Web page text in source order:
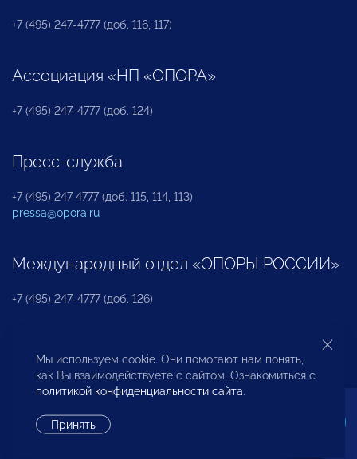
+7 (495) 247-4777 (доб. 116, 117)
Ассоциация «НП «ОПОРА»
+7 (495) 247-4777 (доб. 124)
Пресс-служба
+7 (495) 247 4777 (доб. 115, 114, 113)
pressa@opora.ru
Международный отдел «ОПОРЫ РОССИИ»
+7 (495) 247-4777 (доб. 126)
Бюро по защите прав предпринимателей и
инвесторов
Мы используем cookie. Они помогают нам понять,
как Вы взаимодействуете с сайтом. Ознакомиться с
политикой конфиденциальности сайта.
Принять